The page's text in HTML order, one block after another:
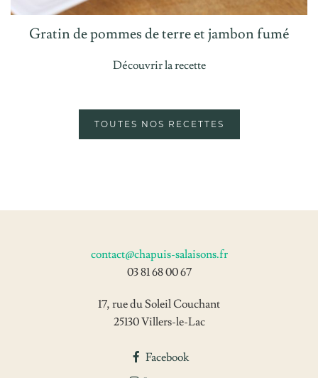
Gratin de pommes de terre et jambon fumé
Découvrir la recette
TOUTES NOS RECETTES
contact@chapuis-salaisons.fr
03 81 68 00 67
17, rue du Soleil Couchant
25130 Villers-le-Lac
Facebook